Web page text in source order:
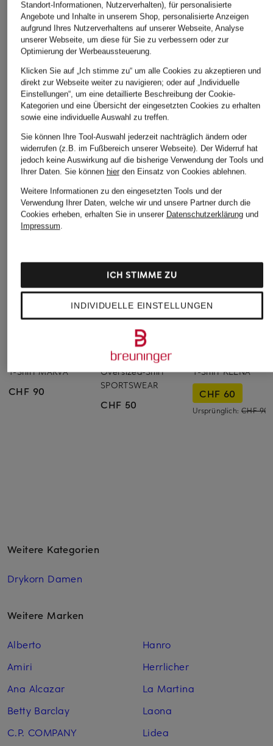
T-Shirt MARVA
CHF 90
Nike
Oversized-Shirt
SPORTSWEAR
CHF 50
T-Shirt KEENA
CHF 60
Ursprünglich:CHF 90
Weitere Kategorien
Drykorn Damen
Weitere Marken
Alberto
Amiri
Ana Alcazar
Betty Barclay
C.P. COMPANY
Hanro
Herrlicher
La Martina
Laona
Lidea
Standort-Informationen, Nutzerverhalten), für personalisierte
Angebote und Inhalte in unserem Shop, personalisierte Anzeigen
aufgrund Ihres Nutzerverhaltens auf unserer Webseite, Analyse
unserer Webseite, um diese für Sie zu verbessern oder zur
Optimierung der Werbeaussteuerung.
Klicken Sie auf „Ich stimme zu“ um alle Cookies zu akzeptieren und
direkt zur Webseite weiter zu navigieren; oder auf „Individuelle
Einstellungen“, um eine detaillierte Beschreibung der Cookie-
Kategorien und eine Übersicht der eingesetzten Cookies zu erhalten
sowie eine individuelle Auswahl zu treffen.
Sie können Ihre Tool-Auswahl jederzeit nachträglich ändern oder
widerrufen (z.B. im Fußbereich unserer Webseite). Der Widerruf hat
jedoch keine Auswirkung auf die bisherige Verwendung der Tools und
Ihrer Daten. Sie können hierden Einsatz von Cookies ablehnen.
Weitere Informationen zu den eingesetzten Tools und der
Verwendung Ihrer Daten, welche wir und unsere Partner durch die
Cookies erheben, erhalten Sie in unserer Datenschutzerklärungund
Impressum.
INDIVIDUELLE EINSTELLUNGEN
ICH STIMME ZU